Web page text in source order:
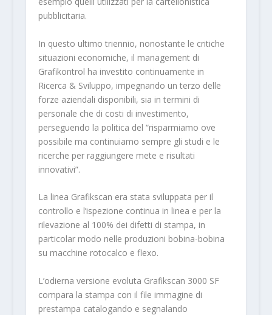
pubblicitaria.
In questo ultimo triennio, nonostante le critiche
situazioni economiche, il management di
Grafikontrol ha investito continuamente in
Ricerca & Sviluppo, impegnando un terzo delle
forze aziendali disponibili, sia in termini di
personale che di costi di investimento,
perseguendo la politica del “risparmiamo ove
possibile ma continuiamo sempre gli studi e le
ricerche per raggiungere mete e risultati
innovativi”.
La linea Grafikscan era stata sviluppata per il
controllo e l’ispezione continua in linea e per la
rilevazione al 100% dei difetti di stampa, in
particolar modo nelle produzioni bobina-bobina
su macchine rotocalco e flexo.
L’odierna versione evoluta Grafikscan 3000 SF
compara la stampa con il file immagine di
prestampa catalogando e segnalando